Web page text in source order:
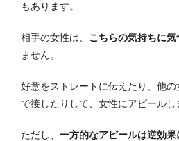
もあります。
相手の女性は、 こちらの気持ちに
ません。
好意をストレートに伝えたり、他
で接したりして、女性にアピールし
ただし、 一方的なアピールは逆効